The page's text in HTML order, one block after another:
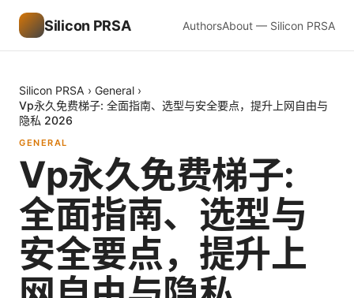
Silicon PRSA AuthorsAbout — Silicon PRSA
Silicon PRSA › General ›
Vp永久免费梯子: 全面指南、选型与安全要点，提升上网自由与
隐私 2026
GENERAL
Vp永久免费梯子:
全面指南、选型与
安全要点，提升上